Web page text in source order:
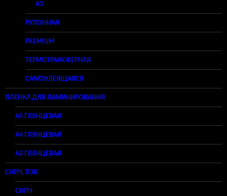
A3
РУЛОННАЯ
PREMIUM
ТЕРМОТРАНСФЕРНАЯ
САМОКЛЕЯЩАЯСЯ
ПЛЕНКА ДЛЯ ЛАМИНИРОВАНИЯ
A5 ГЛЯНЦЕВАЯ
А4 ГЛЯНЦЕВАЯ
A3 ГЛЯНЦЕВАЯ
СНПЧ, ПЗК
СНПЧ